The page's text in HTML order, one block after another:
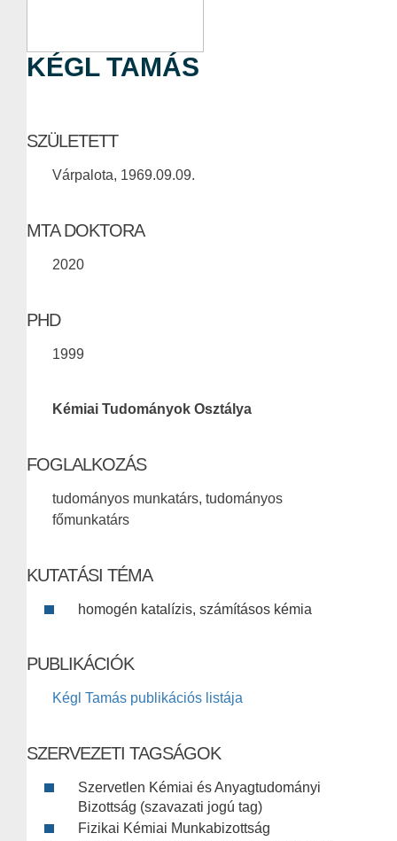
KÉGL TAMÁS
SZÜLETETT
Várpalota, 1969.09.09.
MTA DOKTORA
2020
PHD
1999
Kémiai Tudományok Osztálya
FOGLALKOZÁS
tudományos munkatárs, tudományos
főmunkatárs
KUTATÁSI TÉMA
homogén katalízis, számításos kémia
PUBLIKÁCIÓK
Kégl Tamás publikációs listája
SZERVEZETI TAGSÁGOK
Szervetlen Kémiai és Anyagtudományi
Bizottság (szavazati jogú tag)
Fizikai Kémiai Munkabizottság